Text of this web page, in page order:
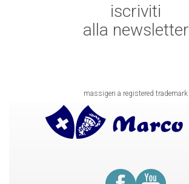
iscriviti
alla newsletter
massigen a registered trademark